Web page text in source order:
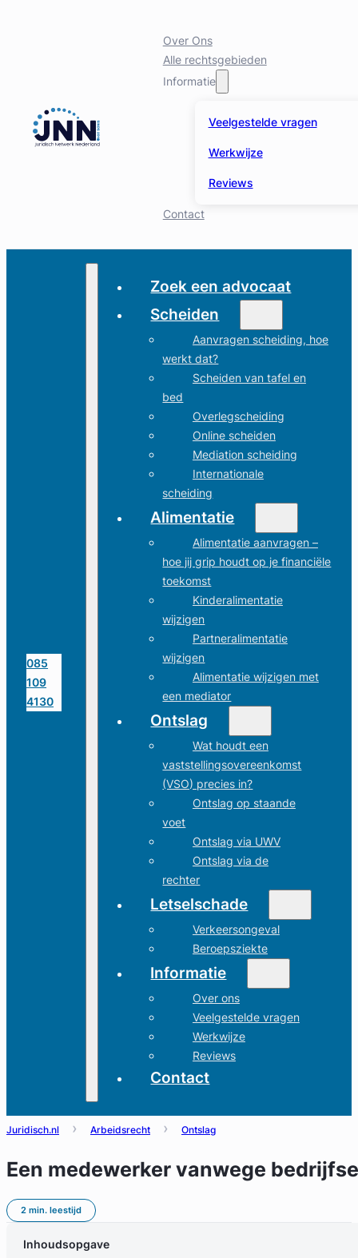
Over Ons
Alle rechtsgebieden
Informatie
Veelgestelde vragen
Werkwijze
Reviews
Contact
085
109
4130
Zoek een advocaat
Scheiden
Aanvragen scheiding, hoe
werkt dat?
Scheiden van tafel en
bed
Overlegscheiding
Online scheiden
Mediation scheiding
Internationale
scheiding
Alimentatie
Alimentatie aanvragen –
hoe jij grip houdt op je financiële
toekomst
Kinderalimentatie
wijzigen
Partneralimentatie
wijzigen
Alimentatie wijzigen met
een mediator
Ontslag
Wat houdt een
vaststellingsovereenkomst
(VSO) precies in?
Ontslag op staande
voet
Ontslag via UWV
Ontslag via de
rechter
Letselschade
Verkeersongeval
Beroepsziekte
Informatie
Over ons
Veelgestelde vragen
Werkwijze
Reviews
Contact
Juridisch.nl Arbeidsrecht Ontslag
Een medewerker vanwege
2 min. leestijd
Inhoudsopgave